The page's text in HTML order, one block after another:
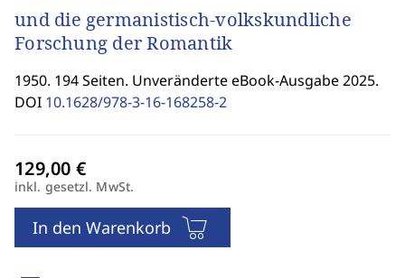
und die germanistisch-volkskundliche
Forschung der Romantik
1950. 194 Seiten. Unveränderte eBook-Ausgabe 2025.
DOI 10.1628/978-3-16-168258-2
inkl. gesetzl. MwSt.
In den Warenkorb